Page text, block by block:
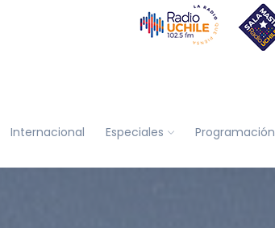
Internacional Especiales Programación